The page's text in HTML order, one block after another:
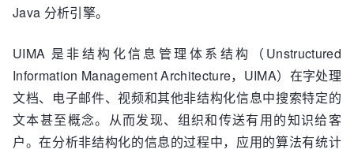
Java 分析引擎。
UIMA 是非结构化信息管理体系结构（Unstructured
Information Management Architecture，UIMA）在字处理
文档、电子邮件、视频和其他非结构化信息中搜索特定的
文本甚至概念。从而发现、组织和传送有用的知识给客
户。在分析非结构化的信息的过程中，应用的算法有统计